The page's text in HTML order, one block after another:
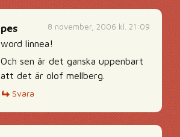
8 november, 2006 kl. 21:09
pes
word linnea!
Och sen är det ganska uppenbart
att det är olof mellberg.
Svara